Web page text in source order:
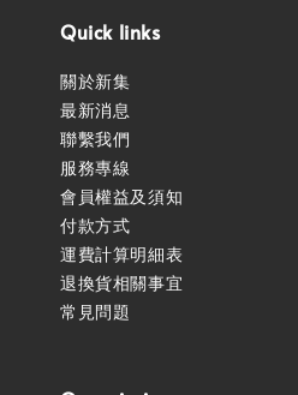
Quick links
關於新集
最新消息
聯繫我們
服務專線
會員權益及須知
付款方式
運費計算明細表
退換貨相關事宜
常見問題